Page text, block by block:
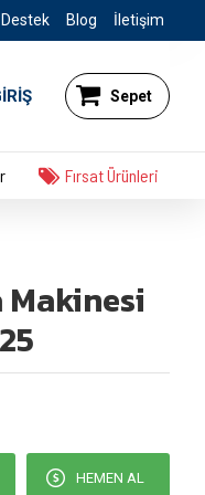
Blog İletişim
Sepet
Fırsat Ürünleri
Makinesi
HEMEN AL